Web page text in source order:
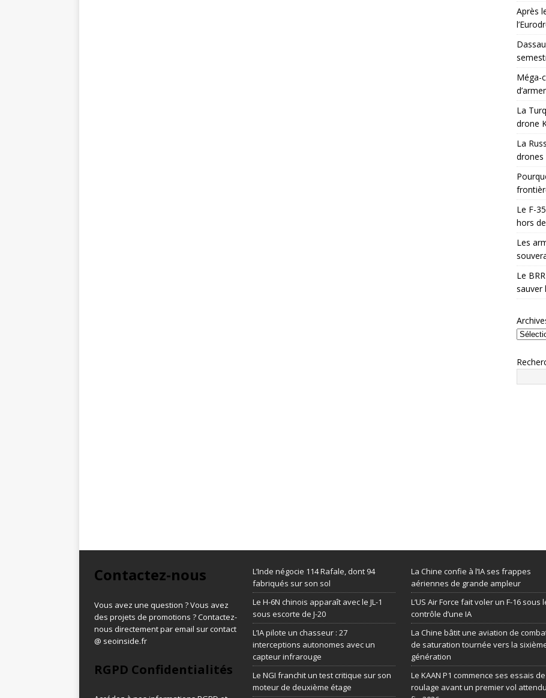
Après
Méga-
La
drone
La
drones
Le F-
hors
Les
Le
sauver
Contactez-nous
Vous avez une question ? Vous avez
des projets de promotions ? Contactez-
nous directement par email sur contact
@ seoinside.fr
RGPD Confidentialités
L’Inde négocie 114 Rafale, dont 94
fabriqués sur son sol
Le H-6N chinois apparaît avec le JL-1
sous escorte de J-20
L’IA pilote un chasseur : 27
interceptions autonomes avec un
capteur infrarouge
Le NGI franchit un test critique sur son
moteur de deuxième étage
La Chine confie à l’IA ses frappes
aériennes de grande ampleur
L’US Air Force fait voler un F-16 sous
contrôle d’une IA
La Chine bâtit une aviation de
de saturation tournée vers la
génération
Le KAAN P1 commence ses essais de
roulage avant un premier vol attendu